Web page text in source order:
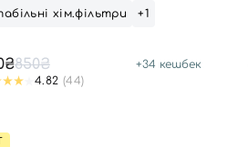
хім.фільтри +1
850₴ +34 кешбек
4.82 (44)